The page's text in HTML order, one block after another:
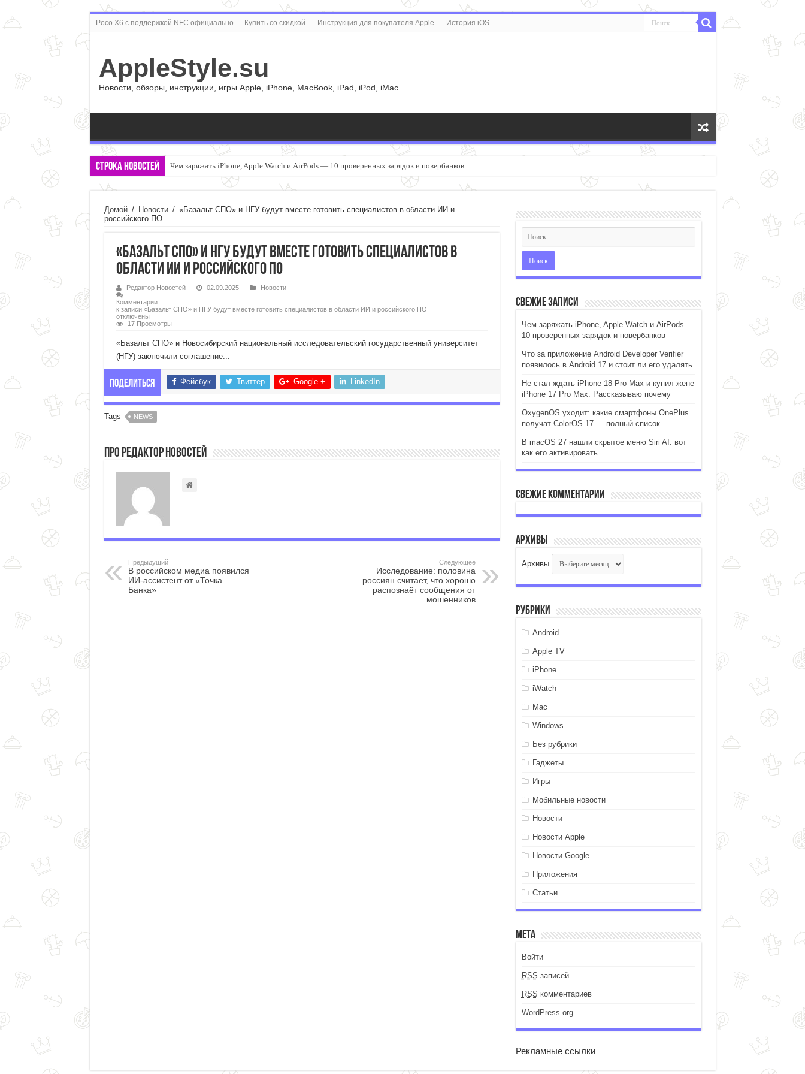
Poco X6 с поддержкой NFC официально — Купить со скидкой Инструкция для покупателя Apple История iOS
AppleStyle.su
Новости, обзоры, инструкции, игры Apple, iPhone, MacBook, iPad, iPod, iMac
Строка новостей Чем заряжать iPhone, Apple Watch и AirPods — 10 проверенных зарядок и повербанков
Домой / Новости / «Базальт СПО» и НГУ будут вместе готовить специалистов в области ИИ и
российского ПО
«Базальт СПО» и НГУ будут вместе готовить специалистов в
области ИИ и российского ПО
Редактор Новостей 02.09.2025
Новости
Комментарии
к записи «Базальт СПО» и НГУ будут вместе готовить специалистов в области ИИ и российского ПО
отключены
17 Просмотры
«Базальт СПО» и Новосибирский национальный исследовательский государственный университет
(НГУ) заключили соглашение...
Поделиться Фейсбук Твиттер Google + LinkedIn
Tags NEWS
Про Редактор Новостей
Предыдущий
В российском медиа появился
ИИ-ассистент от «Точка
Банка»
Следующее
Исследование: половина
россиян считает, что хорошо
распознаёт сообщения от
мошенников
Свежие записи
Чем заряжать iPhone, Apple Watch и AirPods —
10 проверенных зарядок и повербанков
Что за приложение Android Developer Verifier
появилось в Android 17 и стоит ли его удалять
Не стал ждать iPhone 18 Pro Max и купил жене
iPhone 17 Pro Max. Рассказываю почему
OxygenOS уходит: какие смартфоны OnePlus
получат ColorOS 17 — полный список
В macOS 27 нашли скрытое меню Siri AI: вот
как его активировать
Свежие комментарии
Архивы
Архивы
Рубрики
Android
Apple TV
iPhone
iWatch
Mac
Windows
Без рубрики
Гаджеты
Игры
Мобильные новости
Новости
Новости Apple
Новости Google
Приложения
Статьи
Мета
Войти
RSS записей
RSS комментариев
WordPress.org
Рекламные ссылки